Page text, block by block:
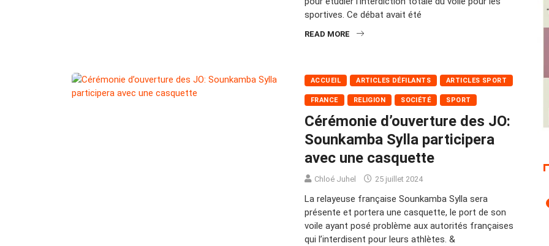
sportives. Ce débat avait été
READ MORE
ACCUEIL ARTICLES DÉFILANTS ARTICLES SPORT
FRANCE RELIGION SOCIÉTÉ SPORT
Cérémonie d’ouverture des JO:
Sounkamba Sylla participera
avec une casquette
Chloé Juhel 25 juillet 2024
La relayeuse française Sounkamba Sylla sera
présente et portera une casquette, le port de son
voile ayant posé problème aux autorités françaises
qui l’interdisent pour leurs athlètes. &